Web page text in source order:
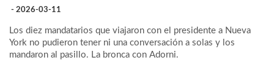
- 2026-03-11
Los diez mandatarios que viajaron con el presidente a Nueva
York no pudieron tener ni una conversación a solas y los
mandaron al pasillo. La bronca con Adorni.